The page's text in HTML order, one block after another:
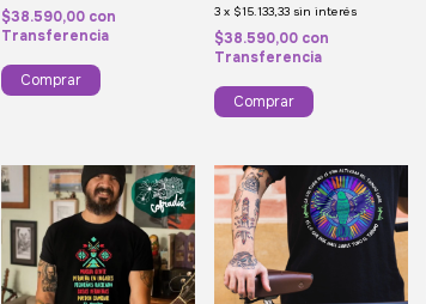
$38.590,00 con
Transferencia
Comprar
3 x $15.133,33 sin interés
$38.590,00 con
Transferencia
Comprar